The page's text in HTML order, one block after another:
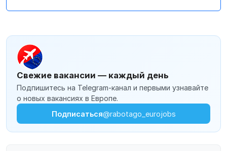
Свежие вакансии — каждый день
Подпишитесь на Telegram-канал и первыми узнавайте
о новых вакансиях в Европе.
Подписаться@rabotago_eurojobs